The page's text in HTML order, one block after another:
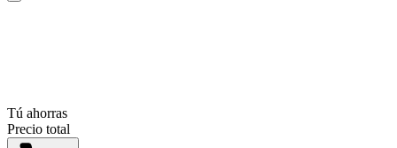
Tú ahorras
Precio total